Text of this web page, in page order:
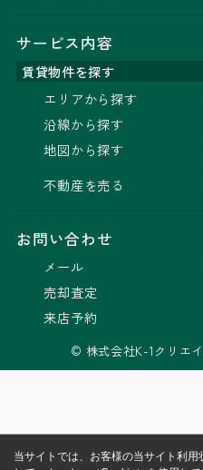
サービス内容
賃貸物件を探す
エリアから探す
沿線から探す
地図から探す
不動産を売る
お問い合わせ
メール
売却査定
来店予約
© 株式会社K-1クリエ
当サイトでは、お客様の当サイト利